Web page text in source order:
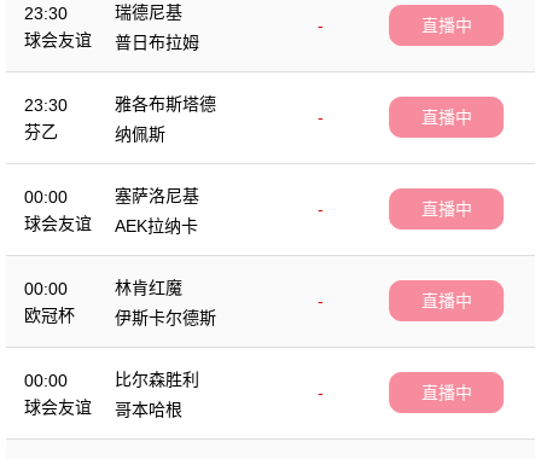
23:30
球会友谊
瑞德尼基
-
普日布拉姆
直播中
23:30
芬乙
雅各布斯塔德
-
纳佩斯
直播中
00:00
球会友谊
塞萨洛尼基
-
AEK拉纳卡
直播中
00:00
欧冠杯
林肯红魔
-
伊斯卡尔德斯
直播中
00:00
球会友谊
比尔森胜利
-
哥本哈根
直播中